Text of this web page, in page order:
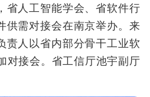
省人工智能学会、省软件行
供需对接会在南京举办。来
责人以省内部分骨干工业软
对接会。省工信厅池宇副厅